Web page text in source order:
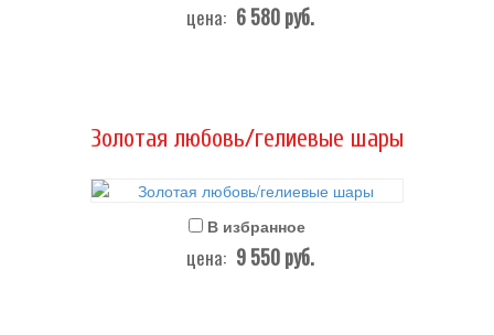
цена: 6 580руб.
Золотая любовь/гелиевые шары
В избранное
цена: 9 550руб.